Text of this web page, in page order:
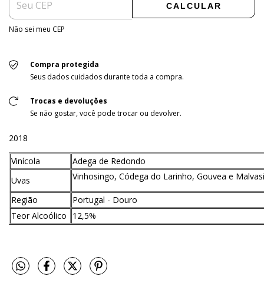
CALCULAR
Não sei meu CEP
Compra protegida
Seus dados cuidados durante toda a compra.
Trocas e devoluções
Se não gostar, você pode trocar ou devolver.
2018
Vinícola
Adega de Redondo
Uvas
Vinhosingo, Códega do Larinho, Gouvea e
Região
Portugal - Douro
Teor Alcoólico
12,5%